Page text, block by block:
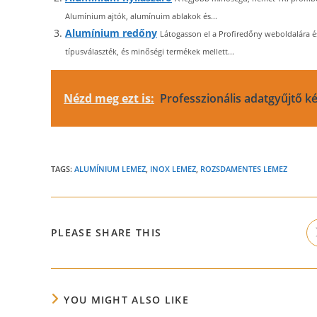
Alumínium ajtók, alumínuim ablakok és...
Alumínium redőny Látogasson el a Profiredőny weboldalára
típusválaszték, és minőségi termékek mellett...
Nézd meg ezt is: Professzionális adatgyűjtő
TAGS: ALUMÍNIUM LEMEZ, INOX LEMEZ, ROZSDAMENTES LEMEZ
PLEASE SHARE THIS
YOU MIGHT ALSO LIKE